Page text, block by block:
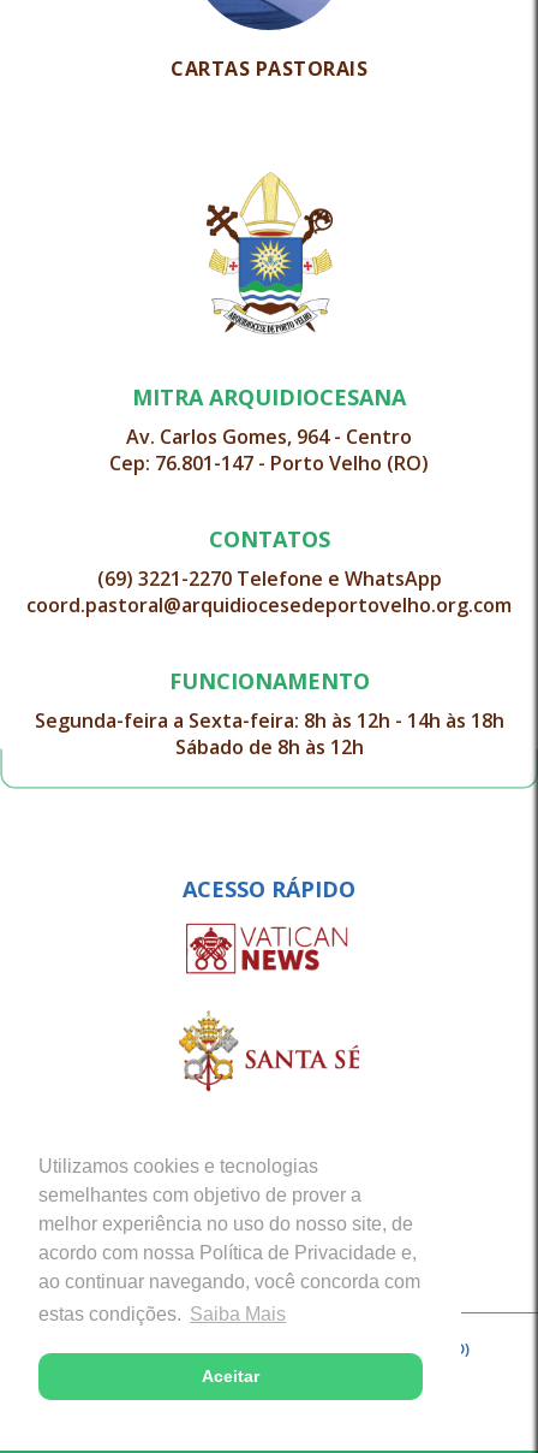
Utilizamos cookies e tecnologias
semelhantes com objetivo de prover a
melhor experiência no uso do nosso site, de
acordo com nossa Política de Privacidade e,
ao continuar navegando, você concorda com
estas condições. Saiba Mais
Aceitar
CARTAS PASTORAIS
MITRA ARQUIDIOCESANA
Av. Carlos Gomes, 964 - Centro
Cep: 76.801-147 - Porto Velho (RO)
CONTATOS
(69) 3221-2270 Telefone e WhatsApp
coord.pastoral@arquidiocesedeportovelho.org.com
FUNCIONAMENTO
Segunda-feira a Sexta-feira: 8h às 12h - 14h às 18h
Sábado de 8h às 12h
ACESSO RÁPIDO
Copyright © 2026 - Arquidiocese de Porto Velho (RO)
Desenvolvido com excelência por